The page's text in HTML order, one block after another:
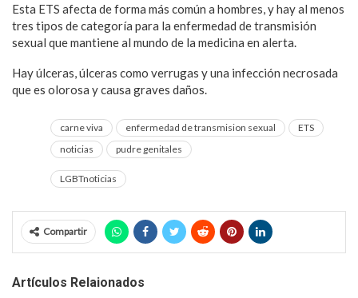
Esta ETS afecta de forma más común a hombres, y hay al menos
tres tipos de categoría para la enfermedad de transmisión
sexual que mantiene al mundo de la medicina en alerta.
Hay úlceras, úlceras como verrugas y una infección necrosada
que es olorosa y causa graves daños.
carne viva enfermedad de transmision sexual
ETS
noticias
pudre genitales
LGBTnoticias
Compartir
Artículos Relaionados